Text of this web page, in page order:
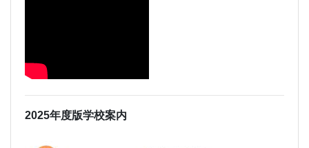
2025年度版学校案内